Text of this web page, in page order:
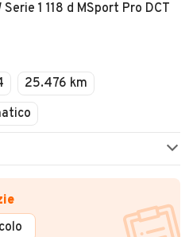
Serie 1 118 d MSport Pro DCT
25.476 km